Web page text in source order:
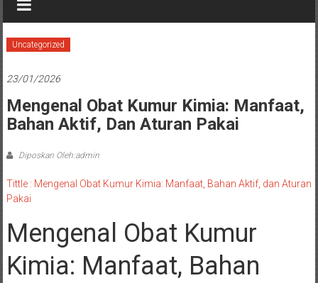
Uncategorized
23/01/2026
Mengenal Obat Kumur Kimia: Manfaat,
Bahan Aktif, Dan Aturan Pakai
Diposkan Oleh:admin
Tittle : Mengenal Obat Kumur Kimia: Manfaat, Bahan Aktif, dan Aturan
Pakai
Mengenal Obat Kumur
Kimia: Manfaat, Bahan